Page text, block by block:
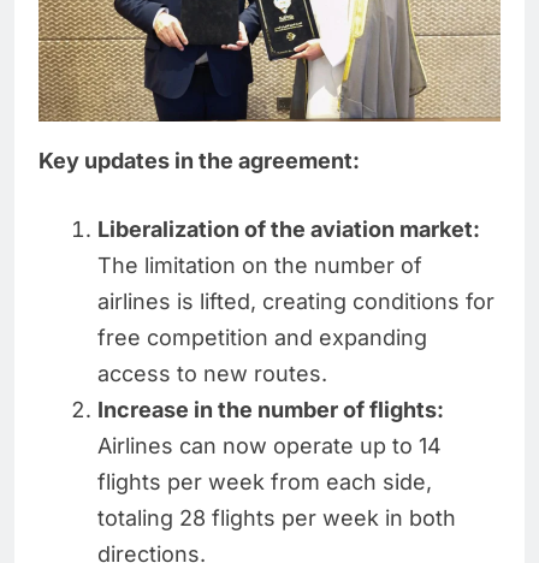
Key updates in the agreement:
Liberalization of the aviation market:
The limitation on the number of
airlines is lifted, creating conditions for
free competition and expanding
access to new routes.
Increase in the number of flights:
Airlines can now operate up to 14
flights per week from each side,
totaling 28 flights per week in both
directions.